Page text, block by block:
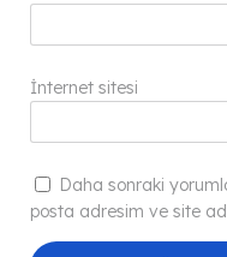
İnternet sitesi
Daha sonraki
posta adresim ve site